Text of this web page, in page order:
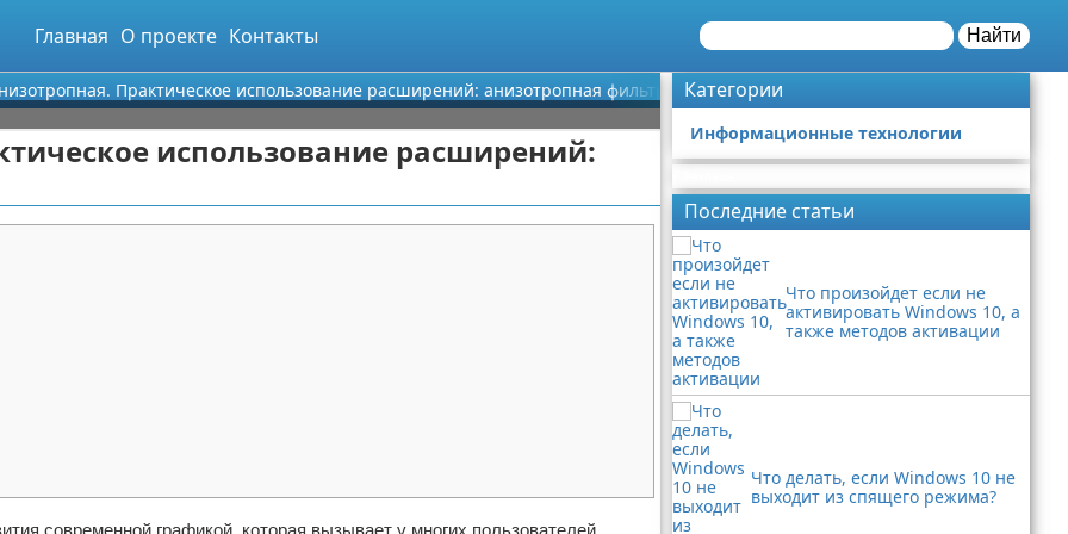
Главная О проекте Контакты Найти
Практическое использование расширений: анизотропная фильтрация
использование расширений:
современной графикой, которая вызывает у многих пользователей
Категории
Информационные технологии
Последние статьи
Что произойдет если не
активировать Windows 10, а
также методов активации
Что делать, если Windows 10 не
выходит из спящего режима?